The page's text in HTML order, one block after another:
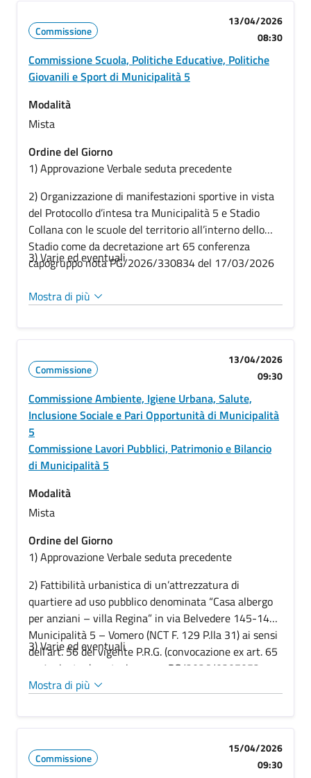
decretazione avvenuta con PG/2026/0399700
Commissione
13/04/2026
08:30
Commissione Scuola, Politiche Educative, Politiche
Giovanili e Sport di Municipalità 5
Modalità
Mista
Ordine del Giorno
1) Approvazione Verbale seduta precedente
2) Organizzazione di manifestazioni sportive in vista
del Protocollo d’intesa tra Municipalità 5 e Stadio
Collana con le scuole del territorio all’interno dello
Stadio come da decretazione art 65 conferenza
capogruppo nota PG/2026/330834 del 17/03/2026
3) Varie ed eventuali
Mostra di più
Commissione
13/04/2026
09:30
Commissione Ambiente, Igiene Urbana, Salute,
Inclusione Sociale e Pari Opportunità di Municipalità
5
Commissione Lavori Pubblici, Patrimonio e Bilancio
di Municipalità 5
Modalità
Mista
Ordine del Giorno
1) Approvazione Verbale seduta precedente
2) Fattibilità urbanistica di un’attrezzatura di
quartiere ad uso pubblico denominata “Casa albergo
per anziani – villa Regina” in via Belvedere 145-147,
Municipalità 5 – Vomero (NCT F. 129 P.lla 31) ai sensi
dell’art. 56 del vigente P.R.G. (convocazione ex art. 65
co 1, giusta decretazione con PG/2026/0307052
del 10/03/2026) – PROSIEGUO ISTRUTTORIA per
della Commissione e predisposizione di
3) Varie ed eventuali
Mostra di più
Commissione
15/04/2026
09:30